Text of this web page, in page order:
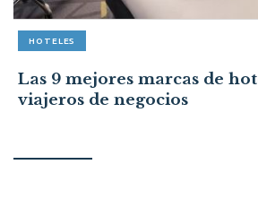
HOTELES
Las 9 mejores marcas de
viajeros de negocios